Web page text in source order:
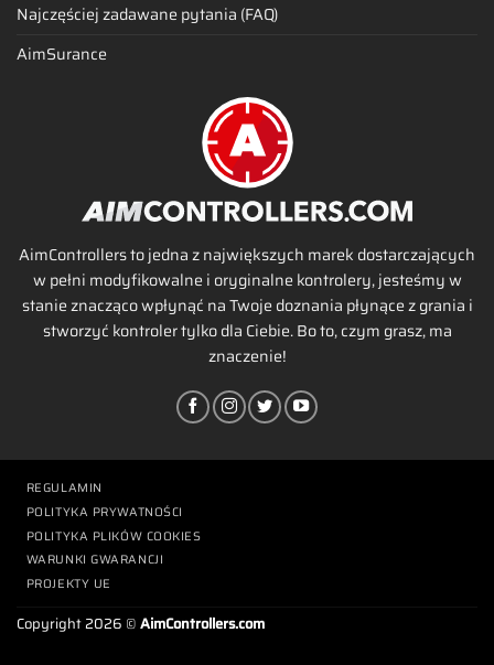
Najczęściej zadawane pytania (FAQ)
AimSurance
AimControllers to jedna z największych marek dostarczających
w pełni modyfikowalne i oryginalne kontrolery, jesteśmy w
stanie znacząco wpłynąć na Twoje doznania płynące z grania i
stworzyć kontroler tylko dla Ciebie. Bo to, czym grasz, ma
znaczenie!
REGULAMIN
POLITYKA PRYWATNOŚCI
POLITYKA PLIKÓW COOKIES
WARUNKI GWARANCJI
PROJEKTY UE
Copyright 2026 ©AimControllers.com